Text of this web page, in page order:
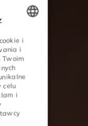
POLISH
ENGLISH
GERMAN
CZECH
i
i
Twoim
celu
i